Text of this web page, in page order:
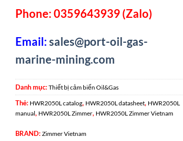
Phone: 0359643939 (Zalo)
Email:sales@port-oil-gas-
marine-mining.com
Danh mục: Thiết bị cảm biến Oil&Gas
Thẻ: HWR2050L catalog, HWR2050L datasheet, HWR2050L
manual, HWR2050L Zimmer, HWR2050L Zimmer Vietnam
BRAND: Zimmer Vietnam